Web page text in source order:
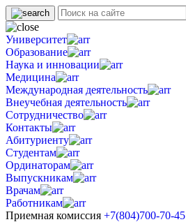
Университет
Образование
Наука и инновации
Медицина
Международная деятельность
Внеучебная деятельность
Сотрудничество
Контакты
Абитуриенту
Студентам
Ординаторам
Выпускникам
Врачам
Работникам
Приемная комиссия +7(804)700-70-45